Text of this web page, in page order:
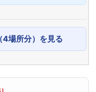
場所分）を見る